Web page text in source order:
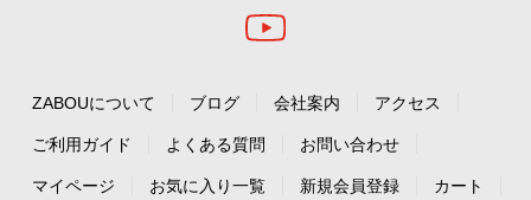
ZABOUについて ブログ 会社案内 アクセス
ご利用ガイド よくある質問 お問い合わせ
マイページ お気に入り一覧 新規会員登録 カート